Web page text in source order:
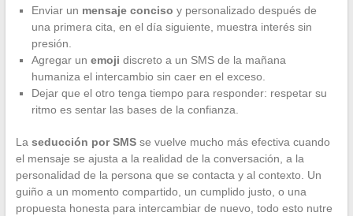
Enviar un mensaje conciso y personalizado después de
una primera cita, en el día siguiente, muestra interés sin
presión.
Agregar un emoji discreto a un SMS de la mañana
humaniza el intercambio sin caer en el exceso.
Dejar que el otro tenga tiempo para responder: respetar su
ritmo es sentar las bases de la confianza.
La seducción por SMSse vuelve mucho más efectiva cuando
el mensaje se ajusta a la realidad de la conversación, a la
personalidad de la persona que se contacta y al contexto. Un
guiño a un momento compartido, un cumplido justo, o una
propuesta honesta para intercambiar de nuevo, todo esto nutre